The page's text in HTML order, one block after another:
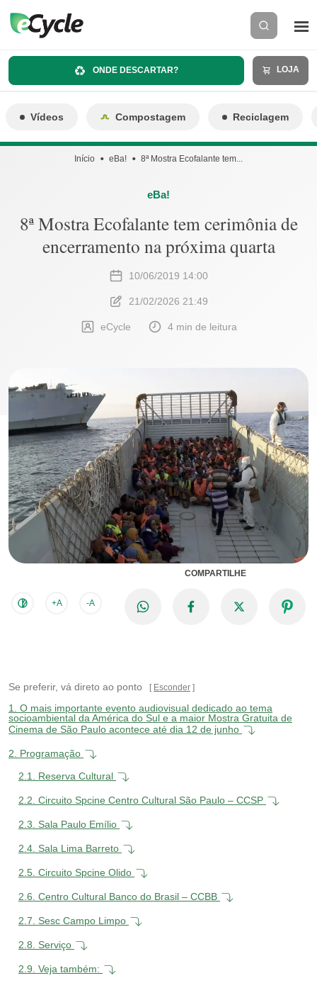
ONDE DESCARTAR? LOJA
Vídeos Compostagem Reciclagem
Início eBa! 8ª Mostra Ecofalante tem...
eBa!
8ª Mostra Ecofalante tem cerimônia de
encerramento na próxima quarta
10/06/2019 14:00
21/02/2026 21:49
eCycle 4 min de leitura
+A -A
COMPARTILHE
Se preferir, vá direto ao ponto Esconder
1.
O mais importante evento audiovisual dedicado ao tema
socioambiental da América do Sul e a maior Mostra Gratuita de
Cinema de São Paulo acontece até dia 12 de junho
2.
Programação
2.1.
Reserva Cultural
2.2. Circuito Spcine Centro Cultural São Paulo – CCSP
2.3. Sala Paulo Emílio
2.4. Sala Lima Barreto
2.5. Circuito Spcine Olido
2.6. Centro Cultural Banco do Brasil – CCBB
2.7. Sesc Campo Limpo
2.8. Serviço
2.9. Veja também: